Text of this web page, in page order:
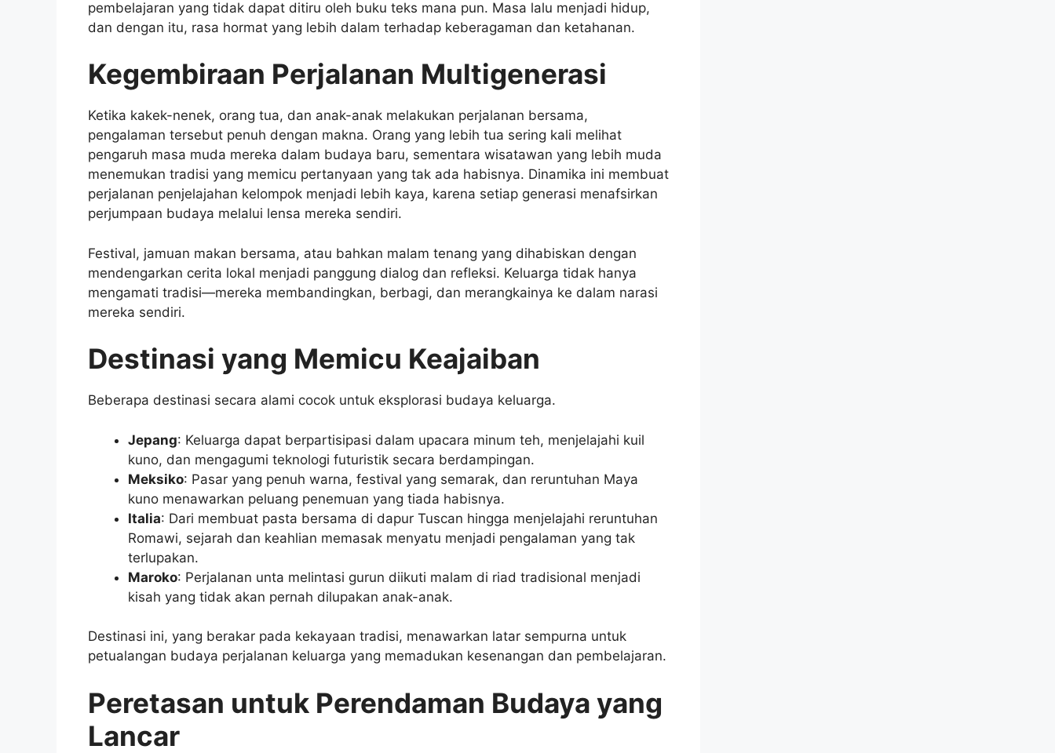
pembelajaran yang tidak dapat ditiru oleh buku teks mana pun. Masa lalu menjadi hidup,
dan dengan itu, rasa hormat yang lebih dalam terhadap keberagaman dan ketahanan.
Kegembiraan Perjalanan Multigenerasi
Ketika kakek-nenek, orang tua, dan anak-anak melakukan perjalanan bersama,
pengalaman tersebut penuh dengan makna. Orang yang lebih tua sering kali melihat
pengaruh masa muda mereka dalam budaya baru, sementara wisatawan yang lebih muda
menemukan tradisi yang memicu pertanyaan yang tak ada habisnya. Dinamika ini membuat
perjalanan penjelajahan kelompok menjadi lebih kaya, karena setiap generasi menafsirkan
perjumpaan budaya melalui lensa mereka sendiri.
Festival, jamuan makan bersama, atau bahkan malam tenang yang dihabiskan dengan
mendengarkan cerita lokal menjadi panggung dialog dan refleksi. Keluarga tidak hanya
mengamati tradisi—mereka membandingkan, berbagi, dan merangkainya ke dalam narasi
mereka sendiri.
Destinasi yang Memicu Keajaiban
Beberapa destinasi secara alami cocok untuk eksplorasi budaya keluarga.
Jepang: Keluarga dapat berpartisipasi dalam upacara minum teh, menjelajahi kuil
kuno, dan mengagumi teknologi futuristik secara berdampingan.
Meksiko: Pasar yang penuh warna, festival yang semarak, dan reruntuhan Maya
kuno menawarkan peluang penemuan yang tiada habisnya.
Italia: Dari membuat pasta bersama di dapur Tuscan hingga menjelajahi reruntuhan
Romawi, sejarah dan keahlian memasak menyatu menjadi pengalaman yang tak
terlupakan.
Maroko: Perjalanan unta melintasi gurun diikuti malam di riad tradisional menjadi
kisah yang tidak akan pernah dilupakan anak-anak.
Destinasi ini, yang berakar pada kekayaan tradisi, menawarkan latar sempurna untuk
petualangan budaya perjalanan keluarga yang memadukan kesenangan dan pembelajaran.
Peretasan untuk Perendaman Budaya yang
Lancar